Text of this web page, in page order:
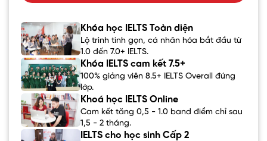
Khóa học IELTS Toàn diện
Lộ trình tinh gọn, cá nhân hóa bắt đầu từ
1.0 đến 7.0+ IELTS.
Khóa IELTS cam kết 7.5+
100% giảng viên 8.5+ IELTS Overall đứng
lớp.
Khoá học IELTS Online
Cam kết tăng 0,5 - 1.0 band điểm chỉ sau
1,5 - 2 tháng.
IELTS cho học sinh Cấp 2